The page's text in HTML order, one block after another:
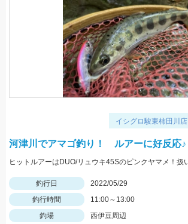
イシグロ駿東柿田川店
河津川でアマゴ釣り！ ルアーに好反応♪
釣行日
2022/05/29
釣行時間
11:00～13:00
釣場
西伊豆周辺